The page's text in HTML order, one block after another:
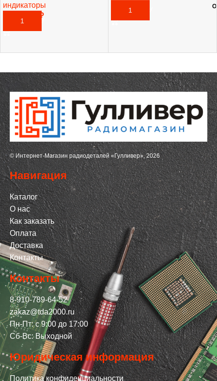
индикаторы
₽
В КОРЗИНУ
В КОРЗИНУ
© Интернет-Магазин радиодеталей «Гулливер», 2026
Навигация
Каталог
О нас
Как заказать
Оплата
Доставка
Контакты
Контакты
8-910-789-64-52
zakaz@tda2000.ru
Пн-Пт: с 9:00 до 17:00
Сб-Вс: Выходной
Юридическая информация
Политика конфиденциальности